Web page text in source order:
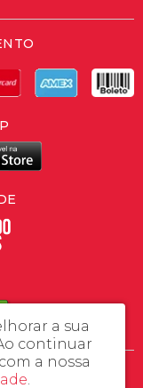
0001-37
a sua
continuar
a nossa
.